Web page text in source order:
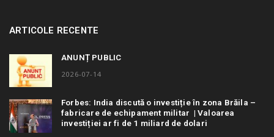
ARTICOLE RECENTE
ANUNȚ PUBLIC
2026-07-14
Forbes: India discută o investiție în zona Brăila –
fabricare de echipament militar | Valoarea
investiției ar fi de 1 miliard de dolari